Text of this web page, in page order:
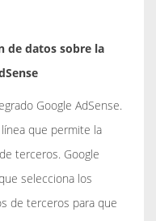
de datos sobre la
Google AdSense.
que permite la
terceros. Google
selecciona los
de terceros para que